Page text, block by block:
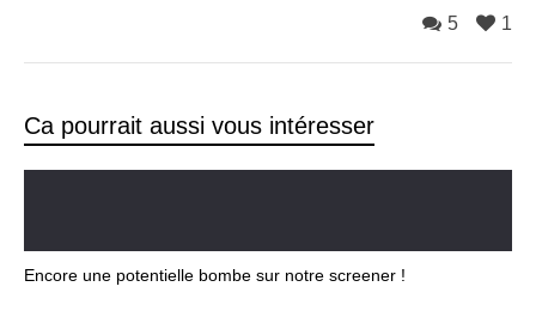
1
5
Ca pourrait aussi vous intéresser
Encore une potentielle bombe sur notre screener !